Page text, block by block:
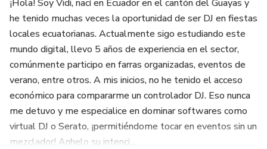
¡Hola! Soy Vidi, nací en Ecuador en el cantón del Guayas y
he tenido muchas veces la oportunidad de ser DJ en fiestas
locales ecuatorianas. Actualmente sigo estudiando este
mundo digital, llevo 5 años de experiencia en el sector,
comúnmente participo en farras organizadas, eventos de
verano, entre otros. A mis inicios, no he tenido el acceso
económico para compararme un controlador DJ. Eso nunca
me detuvo y me especialice en dominar softwares como
virtual DJ o Serato, ¡permitiéndome tocar en eventos sin un
mezclador! Anhelo su intenci...